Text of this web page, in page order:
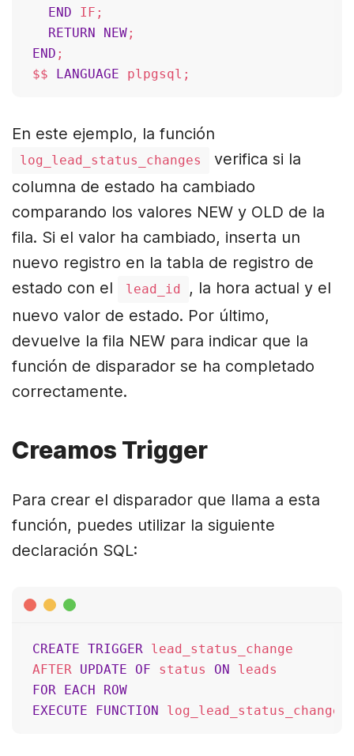
END IF;
RETURN
NEW
END ;
$$ LANGUAGE
En este ejemplo, la función
log_lead_status_changes
verifica si la
columna de estado ha cambiado
comparando los valores NEW y OLD de la
fila. Si el valor ha cambiado, inserta un
nuevo registro en la tabla de registro de
estado con el
lead_id
, la hora actual y el
nuevo valor de estado. Por último,
devuelve la fila NEW para indicar que la
función de disparador se ha completado
correctamente.
Creamos Trigger
Para crear el disparador que llama a esta
función, puedes utilizar la siguiente
declaración SQL:
CREATE TRIGGER lead_status_change
AFTER UPDATE OF status ON
FOR
EACH
ROW
EXECUTE
FUNCTION